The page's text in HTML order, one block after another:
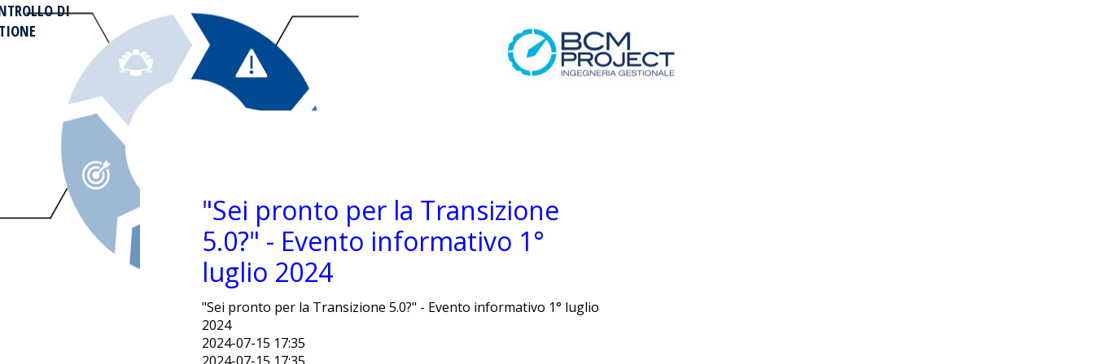
DI
"Sei pronto per la Transizione
5.0?" - Evento informativo 1°
luglio 2024
"Sei pronto per la Transizione 5.0?" - Evento informativo 1° luglio
2024
2024-07-15 17:35